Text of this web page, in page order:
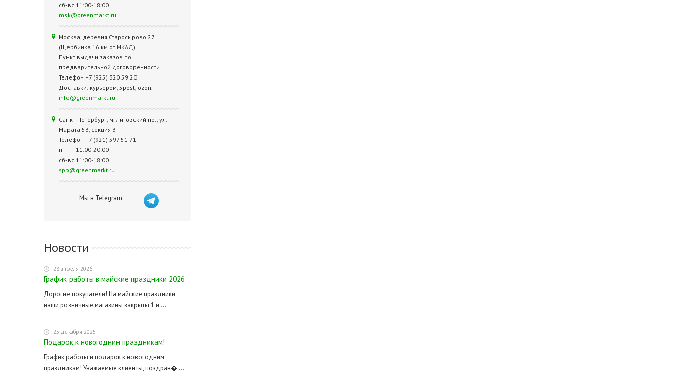
сб-вс 11:00-18:00
msk@greenmarkt.ru
Москва, деревня Старосырово 27
(Щербинка 16 км от МКАД)
Пункт выдачи заказов по
предварительной договоренности.
Телефон +7 (925) 320 59 20
Доставки: курьером, 5post, ozon.
info@greenmarkt.ru
Санкт-Петербург, м. Лиговский пр., ул.
Марата 53, секция 3
Телефон +7 (921) 597 51 71
пн-пт 11:00-20:00
сб-вс 11:00-18:00
spb@greenmarkt.ru
Мы в Telegram
Новости
28 апреля 2026
График работы в майские праздники 2026
Дорогие покупатели! На майские праздники
наши розничные магазины закрыты 1 и ...
25 декабря 2025
Подарок к новогодним праздникам!
График работы и подарок к новогодним
праздникам! Уважаемые клиенты, поздрав� ...